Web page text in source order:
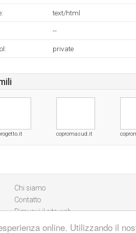
online. Utilizzando il
text/html
--
private
copromasud.it
Chi siamo
Contatto
Rimuovi il sito web